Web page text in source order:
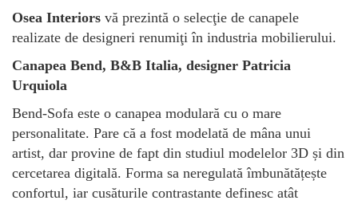
Osea Interiors vă prezintă o selecţie de canapele
realizate de designeri renumiţi în industria mobilierului.
Canapea Bend, B&B Italia, designer Patricia
Urquiola
Bend-Sofa este o canapea modulară cu o mare
personalitate. Pare că a fost modelată de mâna unui
artist, dar provine de fapt din studiul modelelor 3D și din
cercetarea digitală. Forma sa neregulată îmbunătățește
confortul, iar cusăturile contrastante definesc atât